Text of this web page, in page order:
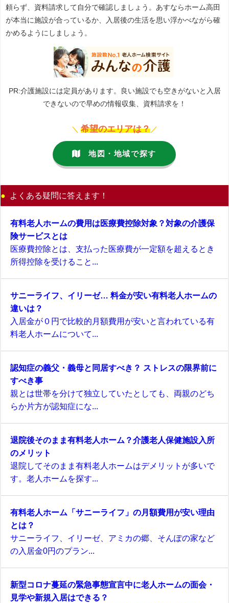
頼らず、資料請求して自分で確認しましょう。あすならホーム高田
が本当に施設が合っているか、入居後の生活を思い浮かべながら確
かめるようにしましょう。
PR:介護施設には定員があります。良い施設でも空きがないと入居
できないので早めの情報収集、資料請求を！
＼ 希望のエリアは？ ／
地図・地域で探す
よくある疑問に答えます！
有料老人ホームの費用は医療費控除対象？対象の介護保
険サービスとは
医療費控除とは、支払った医療費が一定額を超えるとき
所得控除を受けること...
サニーライフ、イリーゼ… 料金が安い有料老人ホームの
違いは？
入居金が０円で比較的月額費用が安いと言われている有
料老人ホームについて...
認知症の義父・義母と同居すべき？ ストレスの限界前に
すべき事
親とは世帯を分けて独立していたとしても、両親のどち
らか片方が認知症にな...
退院後そのまま有料老人ホーム？介護老人保健施設入所
のメリット
退院してそのまま有料老人ホームはデメリットが多いで
す。老人ホームを探す...
有料老人ホーム「サニーライフ」の月額費用が安い理由
とは？
サニーライフ、イリーゼ、アミカの郷、そんぽの家など
の入居金0円のプラン...
新型コロナ蔓延の緊急事態宣言中に老人ホームの面会・
見学や新規入居はできる？